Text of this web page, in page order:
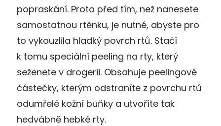
popraskání. Proto před tím, než nanesete
samostatnou rtěnku, je nutné, abyste pro
to vykouzlila hladký povrch rtů. Stačí
k tomu speciální peeling na rty, který
seženete v drogerii. Obsahuje peelingové
částečky, kterým odstraníte z povrchu rtů
odumřelé kožní buňky a utvoříte tak
hedvábně hebké rty.